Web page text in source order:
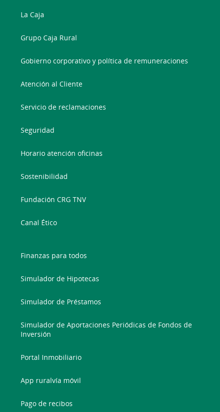
La Caja
Grupo Caja Rural
Gobierno corporativo y política de remuneraciones
Atención al Cliente
Servicio de reclamaciones
Seguridad
Horario atención oficinas
Sostenibilidad
Fundación CRG TNV
Canal Ético
Finanzas para todos
Simulador de Hipotecas
Simulador de Préstamos
Simulador de Aportaciones Periódicas de Fondos de
Inversión
Portal Inmobiliario
App ruralvía móvil
Pago de recibos